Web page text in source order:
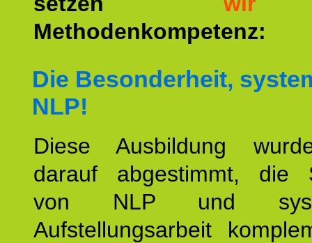
Methodenkompetenz:
Die Besonderheit,
NLP!
Diese Ausbildung
darauf abgestimmt, die
von NLP und
Aufstellungsarbeit